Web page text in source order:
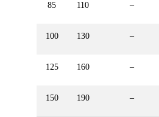
85 110 –
100 130 –
125 160 –
150 190 –